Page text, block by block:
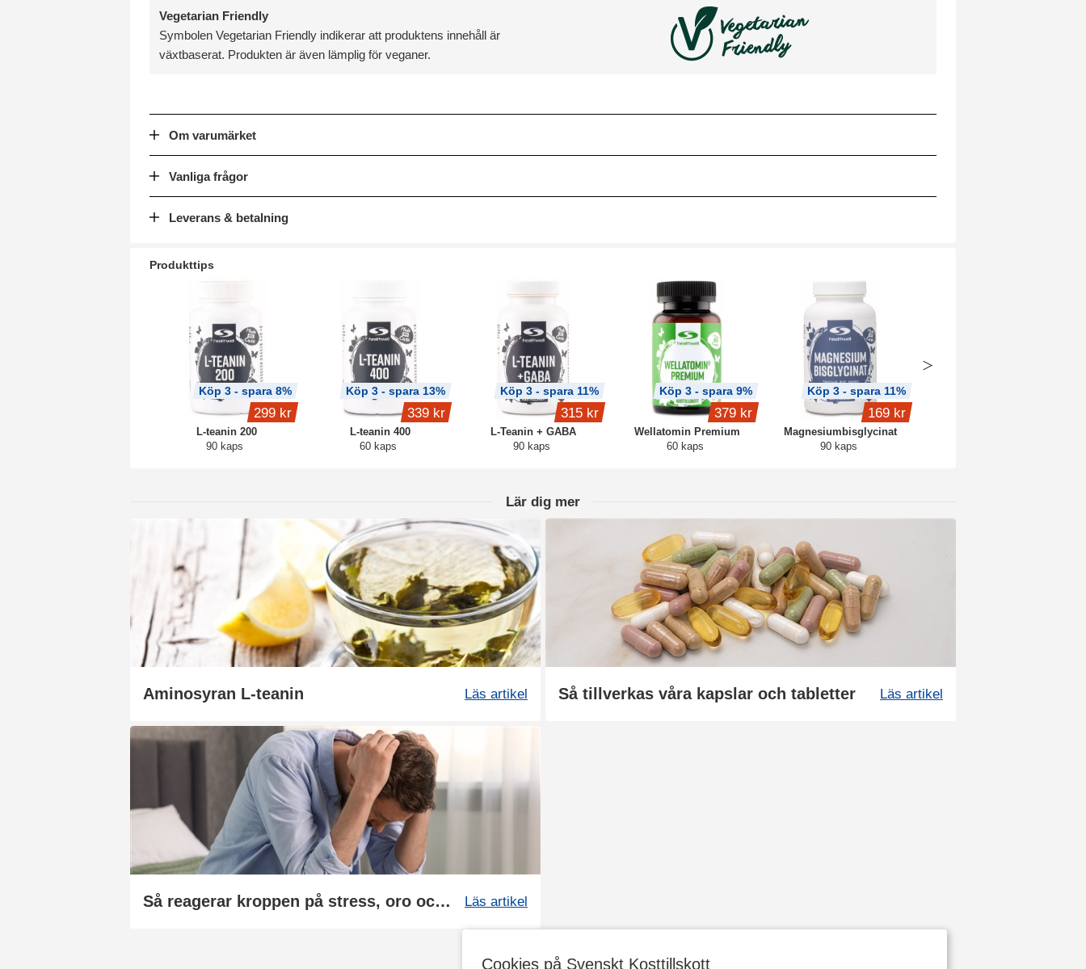
Cookies på Svenskt Kosttillskott
Vegetarian Friendly
Symbolen Vegetarian Friendly indikerar att produktens innehåll är
växtbaserat. Produkten är även lämplig för veganer.
Om varumärket
Vanliga frågor
Leverans & betalning
Produkttips
L-teanin 200
90 kaps
Köp 3 - spara 8%
299 kr
L-teanin 400
60 kaps
Köp 3 - spara 13%
339 kr
L-Teanin + GABA
90 kaps
Köp 3 - spara 11%
315 kr
Wellatomin Premium
60 kaps
Köp 3 - spara 9%
379 kr
Magnesiumbisglycinat
90 kaps
Köp 3 - spara 11%
169 kr
Lär dig mer
Aminosyran L-teanin Läs artikel Så tillverkas våra kapslar och tabletter Läs artikel
Så reagerar kroppen på stress, oro och sömnbrist Läs artikel